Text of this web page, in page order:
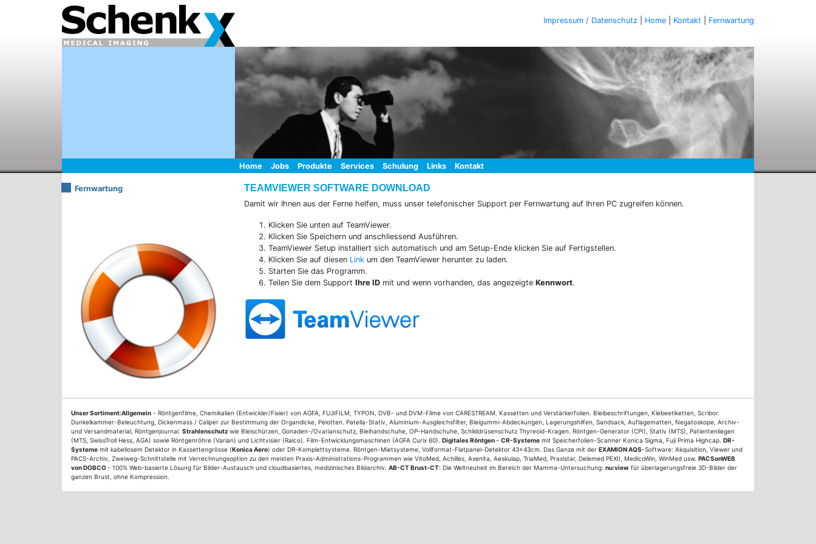
Impressum / Datenschutz Home Kontakt Fernwartung
Home Jobs Produkte Services Schulung Links Kontakt
Fernwartung TEAMVIEWER SOFTWARE DOWNLOAD
Damit wir Ihnen aus der Ferne helfen, muss unser telefonischer Support per Fernwartung auf Ihren PC zugreifen können.
Klicken Sie unten auf TeamViewer.
Klicken Sie Speichern und anschliessend Ausführen.
TeamViewer Setup installiert sich automatisch und am Setup-Ende klicken Sie auf Fertigstellen.
Klicken Sie auf diesen Link um den TeamViewer herunter zu laden.
Starten Sie das Programm.
Teilen Sie dem Support Ihre ID mit und wenn vorhanden, das angezeigte Kennwort.
Unser Sortiment:Allgemein - Röntgenfilme, Chemikalien (Entwickler/Fixier) von AGFA, FUJIFILM, TYPON, DVB- und DVM-Filme von CARESTREAM. Kassetten und Verstärkerfolien. Bleibeschriftungen, Klebeetiketten, Scribor.
Dunkelkammer-Beleuchtung, Dickenmass / Caliper zur Bestimmung der Organdicke, Pelotten. Patella-Stativ, Aluminium-Ausgleichsfilter, Bleigummi-Abdeckungen, Lagerungshilfen, Sandsack, Auflagematten, Negatoskope, Archiv-
und Versandmaterial, Röntgenjournal. Strahlenschutz wie Bleischürzen, Gonaden-/Ovarianschutz, Bleihandschuhe, OP-Handschuhe, Schilddrüsenschutz Thyreoid-Kragen. Röntgen-Generator (CPI), Stativ (MTS), Patientenliegen
(MTS, SwissTroll Hess, AGA) sowie Röntgenröhre (Varian) und Lichtvisier (Ralco). Film-Entwicklungsmaschinen (AGFA Curix 60). Digitales Röntgen– CR-Systeme mit Speicherfolien-Scanner Konica Sigma, Fuji Prima Highcap. DR-
Systeme mit kabellosem Detektor in Kassettengrösse (Konica Aero) oder DR-Komplettsysteme. Röntgen-Mietsysteme, Vollformat-Flatpanel-Detektor 43x43cm. Das Ganze mit der EXAMION AQS-Software: Akquisition, Viewer und
PACS-Archiv, Zweiweg-Schnittstelle mit Verrechnungsoption zu den meisten Praxis-Administrations-Programmen wie VitoMed, Achilles, Axenita, Aeskulap, TriaMed, Praxistar, Delemed PEXII, MedicoWin, WinMed usw. PACSonWEB
von DOBCO- 100% Web-basierte Lösung für Bilder-Austausch und cloudbasiertes, medizinisches Bildarchiv. AB-CT Brust-CT: Die Weltneuheit im Bereich der Mamma-Untersuchung: nu:view für überlagerungsfreie 3D-Bilder der
ganzen Brust, ohne Kompression.